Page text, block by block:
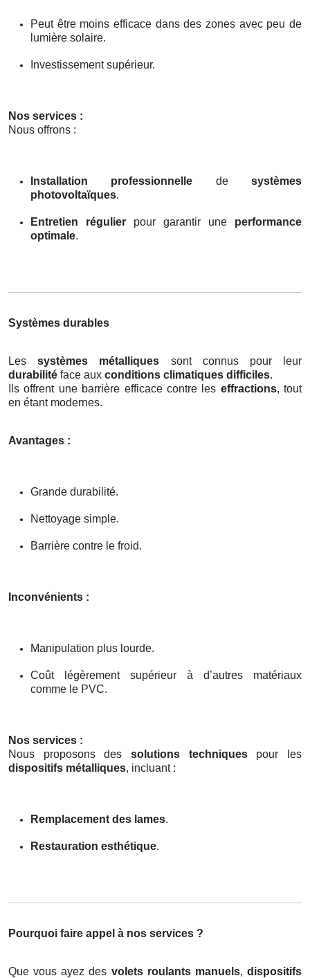
Peut être moins efficace dans des zones avec peu de
lumière solaire.
Investissement supérieur.
Nos services :
Nous offrons :
Installation professionnelle desystèmes
photovoltaïques.
Entretien régulier pour garantir une performance
optimale.
Systèmes durables
Lessystèmes métalliques sont connus pour leur
durabilité face aux conditions climatiques difficiles.
Ils offrent une barrière efficace contre les effractions, tout
en étant modernes.
Avantages :
Grande durabilité.
Nettoyage simple.
Barrière contre le froid.
Inconvénients :
Manipulation plus lourde.
Coût légèrement supérieur à d’autres matériaux
comme le PVC.
Nos services :
Nous proposons des solutions techniquespour les
dispositifs métalliques, incluant :
Remplacement des lames.
Restauration esthétique.
Pourquoi faire appel à nos services ?
Que vous ayez des volets roulants manuels,dispositifs